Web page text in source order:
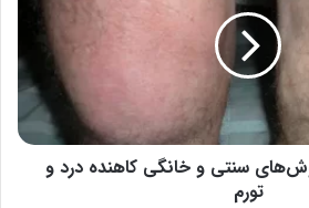
روش‌های سنتی و خانگی کاهنده درد و
تورم